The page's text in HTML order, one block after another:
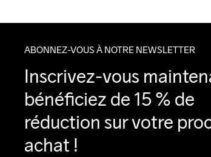
ABONNEZ-VOUS À NOTRE NEWSLETTER
Inscrivez-vous
bénéficiez de 15 % de
réduction sur votre
achat !